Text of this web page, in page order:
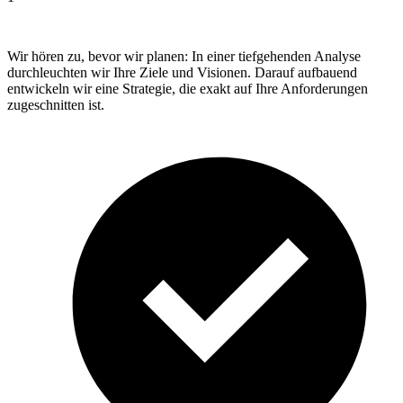
Wir hören zu, bevor wir planen: In einer tiefgehenden Analyse
durchleuchten wir Ihre Ziele und Visionen. Darauf aufbauend
entwickeln wir eine Strategie, die exakt auf Ihre Anforderungen
zugeschnitten ist.